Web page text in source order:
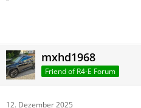
mxhd1968
Friend of R4-E Forum
12. Dezember 2025